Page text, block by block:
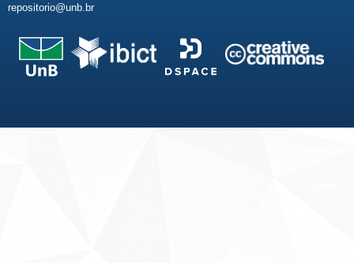
repositorio@unb.br